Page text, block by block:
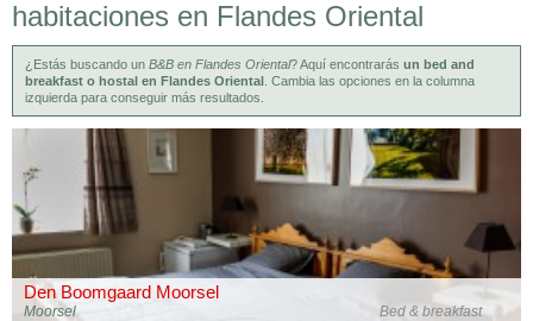
habitaciones en Flandes Oriental
¿Estás buscando un B&B en Flandes Oriental? Aquí encontrarás un bed and
breakfast o hostal en Flandes Oriental . Cambia las opciones en la columna
izquierda para conseguir más resultados.
Den Boomgaard Moorsel
Bed & breakfast
Moorsel